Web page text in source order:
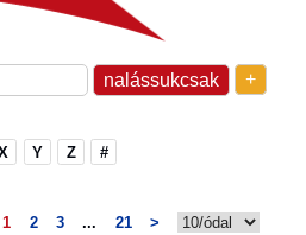
+
Y Z #
1 2 3 ... 21 >